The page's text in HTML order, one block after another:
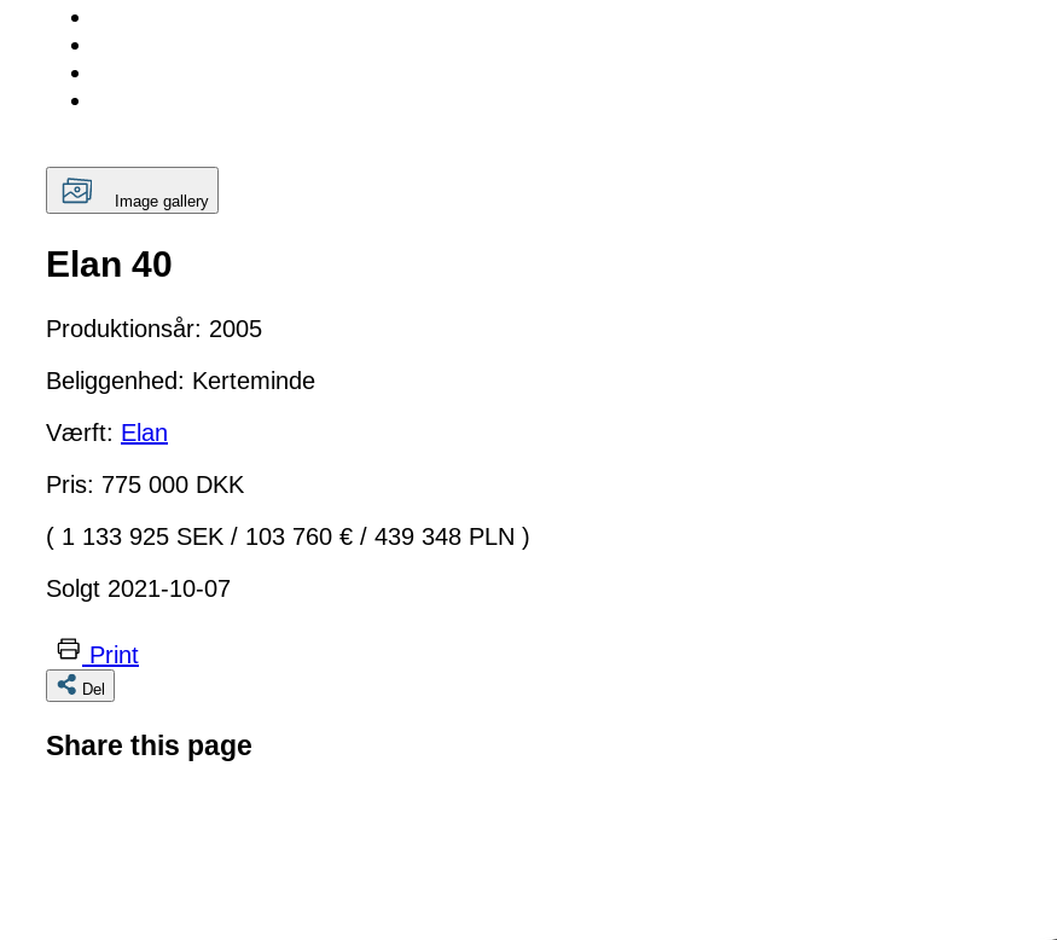
Image gallery
Elan 40
Produktionsår: 2005
Beliggenhed: Kerteminde
Værft: Elan
Pris: 775 000 DKK
( 1 133 925 SEK / 103 760 € / 439 348 PLN )
Solgt 2021-10-07
Print
Del
Share this page